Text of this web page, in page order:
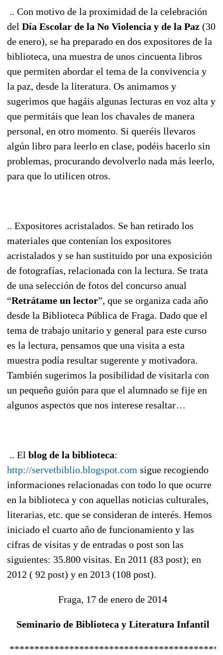
.. Con motivo de la proximidad de la celebración
del Día Escolar de la No Violencia y de la Paz (30
de enero), se ha preparado en dos expositores de la
biblioteca, una muestra de unos cincuenta libros
que permiten abordar el tema de la convivencia y
la paz, desde la literatura. Os animamos y
sugerimos que hagáis algunas lecturas en voz alta y
que permitáis que lean los chavales de manera
personal, en otro momento. Si queréis llevaros
algún libro para leerlo en clase, podéis hacerlo sin
problemas, procurando devolverlo nada más leerlo,
para que lo utilicen otros.
.. Expositores acristalados. Se han retirado los
materiales que contenían los expositores
acristalados y se han sustituido por una exposición
de fotografías, relacionada con la lectura. Se trata
de una selección de fotos del concurso anual
“Retrátame un lector”, que se organiza cada año
desde la Biblioteca Pública de Fraga. Dado que el
tema de trabajo unitario y general para este curso
es la lectura, pensamos que una visita a esta
muestra podía resultar sugerente y motivadora.
También sugerimos la posibilidad de visitarla con
un pequeño guión para que el alumnado se fije en
algunos aspectos que nos interese resaltar…
.. El blog de la biblioteca:
http://servetbiblio.blogspot.com sigue recogiendo
informaciones relacionadas con todo lo que ocurre
en la biblioteca y con aquellas noticias culturales,
literarias, etc. que se consideran de interés. Hemos
iniciado el cuarto año de funcionamiento y las
cifras de visitas y de entradas o post son las
siguientes: 35.800 visitas. En 2011 (83 post); en
2012 ( 92 post) y en 2013 (108 post).
Fraga, 17 de enero de 2014
Seminario de Biblioteca y Literatura Infantil